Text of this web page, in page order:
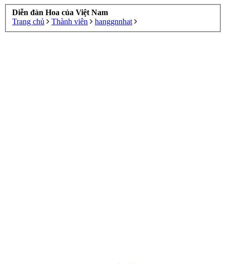
Diễn đàn Hoa của Việt Nam
Trang chủ
Thành viên hanggnnhat